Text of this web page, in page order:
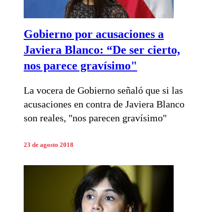
Gobierno por acusaciones a
Javiera Blanco: “De ser cierto,
nos parece gravísimo"
La vocera de Gobierno señaló que si las
acusaciones en contra de Javiera Blanco
son reales, "nos parecen gravísimo"
23 de agosto 2018